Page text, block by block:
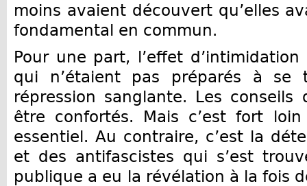
moins avaient découvert qu’elles
fondamental en commun.
Pour une part, l’effet
qui n’étaient pas préparés à se
répression sanglante. Les
être confortés. Mais c’est fort
essentiel. Au contraire, c’est la
et des antifascistes qui s’est
publique a eu la révélation à la fois